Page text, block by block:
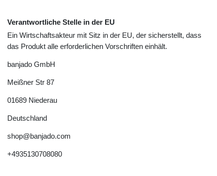
Verantwortliche Stelle in der EU
Ein Wirtschaftsakteur mit Sitz in der EU, der sicherstellt, dass
das Produkt alle erforderlichen Vorschriften einhält.
banjado GmbH
Meißner Str 87
01689 Niederau
Deutschland
shop@banjado.com
+4935130708080